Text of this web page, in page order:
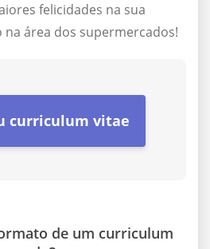
felicidades na sua
área dos supermercados!
curriculum vitae
de um curriculum